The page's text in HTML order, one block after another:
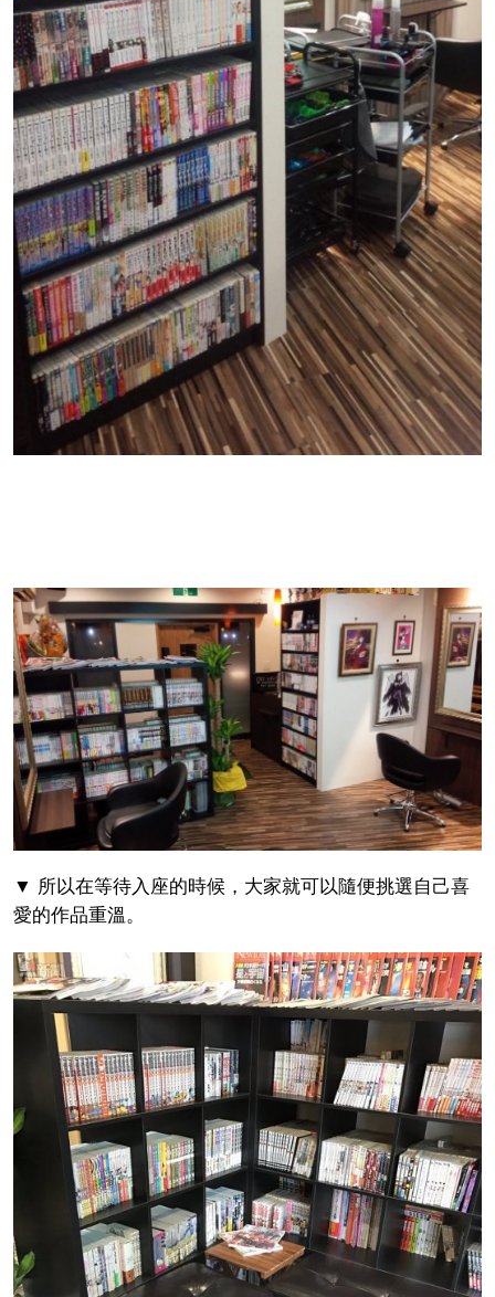
▼ 所以在等待入座的時候，大家就可以隨便挑選自己喜
愛的作品重溫。